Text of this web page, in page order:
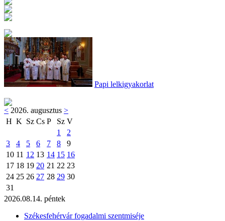
Papi lelkigyakorlat
< 2026. augusztus >
H K Sz Cs P Sz V
1
2
3
4 5 6 7 8
9
10 11 12 13 14 15 16
17 18 19 20 21 22 23
24 25 26 27 28 29 30
31
2026.08.14. péntek
Székesfehérvár fogadalmi szentmiséje